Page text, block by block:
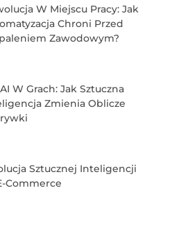
W Miejscu Pracy: Jak
Chroni Przed
Zawodowym?
W Grach: Jak Sztuczna
Zmienia Oblicze
Sztucznej Inteligencji
Commerce